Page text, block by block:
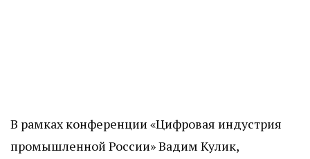
В рамках конференции «Цифровая индустрия
промышленной России» Вадим Кулик,